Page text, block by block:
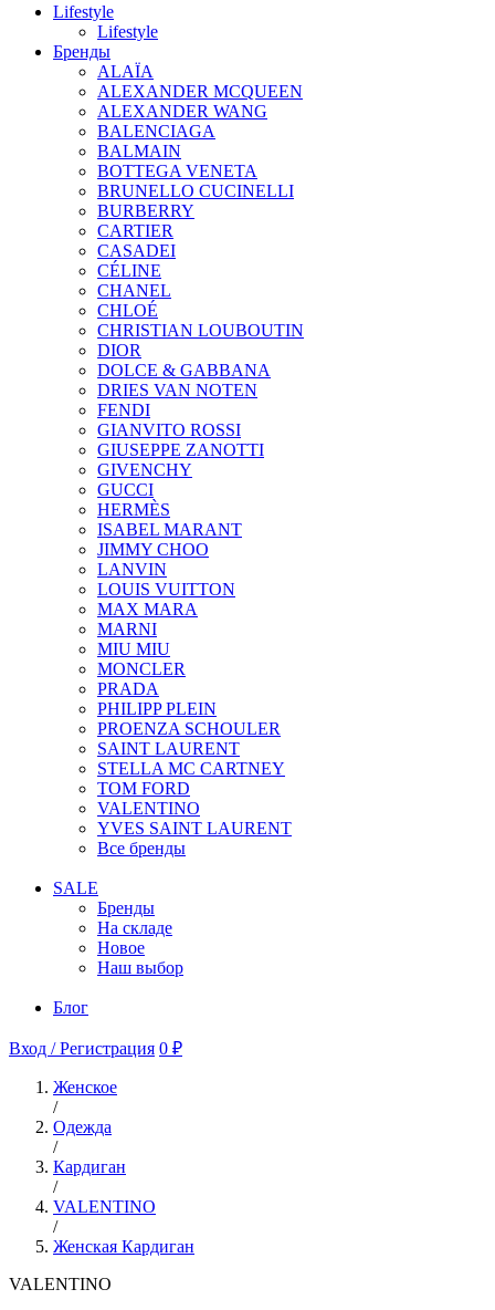
Lifestyle
Lifestyle
Бренды
ALAÏA
ALEXANDER MCQUEEN
ALEXANDER WANG
BALENCIAGA
BALMAIN
BOTTEGA VENETA
BRUNELLO CUCINELLI
BURBERRY
CARTIER
CASADEI
CÉLINE
CHANEL
CHLOÉ
CHRISTIAN LOUBOUTIN
DIOR
DOLCE & GABBANA
DRIES VAN NOTEN
FENDI
GIANVITO ROSSI
GIUSEPPE ZANOTTI
GIVENCHY
GUCCI
HERMÈS
ISABEL MARANT
JIMMY CHOO
LANVIN
LOUIS VUITTON
MAX MARA
MARNI
MIU MIU
MONCLER
PRADA
PHILIPP PLEIN
PROENZA SCHOULER
SAINT LAURENT
STELLA MC CARTNEY
TOM FORD
VALENTINO
YVES SAINT LAURENT
Все бренды
SALE
Бренды
На складе
Новое
Наш выбор
Блог
Вход / Регистрация 0 ₽
Женское
/
Одежда
/
Кардиган
/
VALENTINO
/
Женская Кардиган
VALENTINO